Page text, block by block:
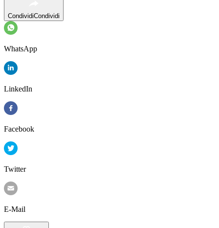
CondividiCondividi
WhatsApp
LinkedIn
Facebook
Twitter
E-Mail